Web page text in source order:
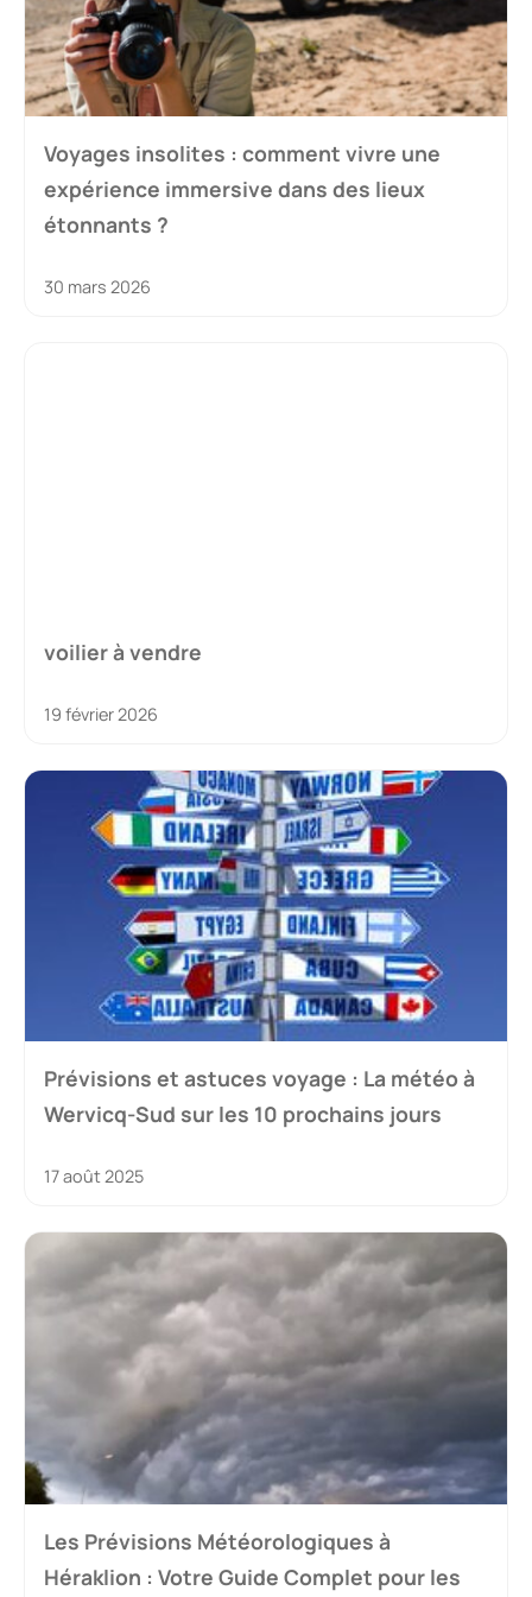
Voyages insolites : comment vivre une
expérience immersive dans des lieux
étonnants ?
30 mars 2026
voilier à vendre
19 février 2026
Prévisions et astuces voyage : La météo à
Wervicq-Sud sur les 10 prochains jours
17 août 2025
Les Prévisions Météorologiques à
Héraklion : Votre Guide Complet pour les